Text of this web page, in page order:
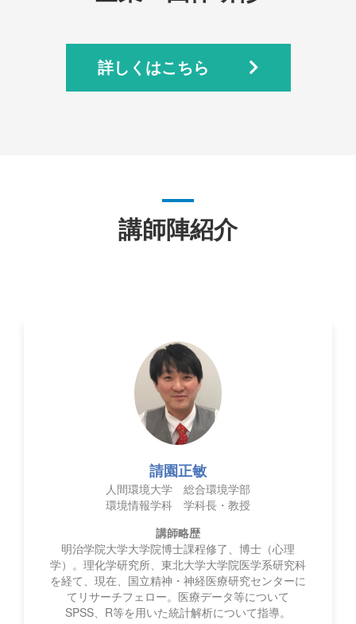
詳しくはこちら
講師陣紹介
請園正敏
人間環境大学 総合環境学部
環境情報学科 学科長・教授
講師略歴
明治学院大学大学院博士課程修了、博士（心理
学）。理化学研究所、東北大学大学院医学系研究科
を経て、現在、国立精神・神経医療研究センターに
てリサーチフェロー。医療データ等について
SPSS、R等を用いた統計解析について指導。